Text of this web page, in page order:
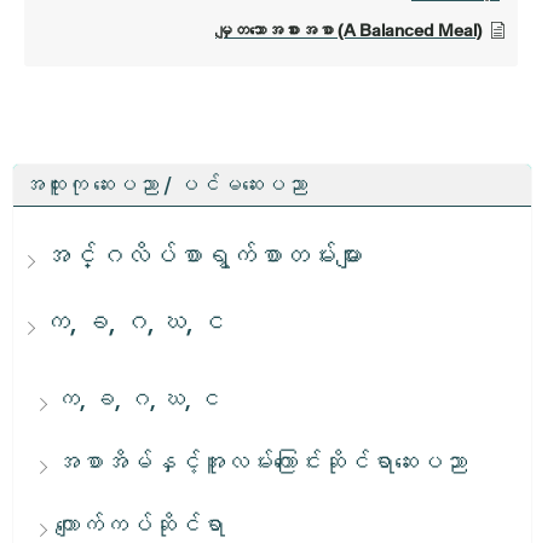
အထူးကု ဆေးပညာ / ပင်မဆေးပညာ
အင်္ဂလိပ်စာရွက်စာတမ်းများ
က, ခ, ဂ, ဃ, င
က, ခ, ဂ, ဃ, င
အစာအိမ်နှင့်အူလမ်းကြောင်းဆိုင်ရာဆေးပညာ
ကျောက်ကပ်ဆိုင်ရာ
မျှတသောအစားအစာ (A Balanced Meal)